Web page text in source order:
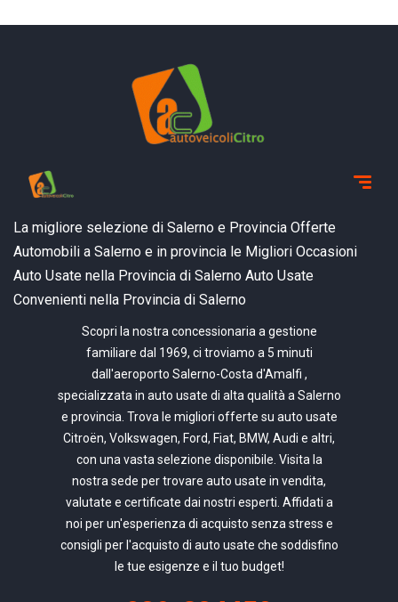
La migliore selezione di Salerno e Provincia Offerte
Automobili a Salerno e in provincia le Migliori Occasioni
Auto Usate nella Provincia di Salerno Auto Usate
Convenienti nella Provincia di Salerno
Scopri la nostra concessionaria a gestione
familiare dal 1969, ci troviamo a 5 minuti
dall'aeroporto Salerno-Costa d'Amalfi ,
specializzata in auto usate di alta qualità a Salerno
e provincia. Trova le migliori offerte su auto usate
Citroën, Volkswagen, Ford, Fiat, BMW, Audi e altri,
con una vasta selezione disponibile. Visita la
nostra sede per trovare auto usate in vendita,
valutate e certificate dai nostri esperti. Affidati a
noi per un'esperienza di acquisto senza stress e
consigli per l'acquisto di auto usate che soddisfino
le tue esigenze e il tuo budget!